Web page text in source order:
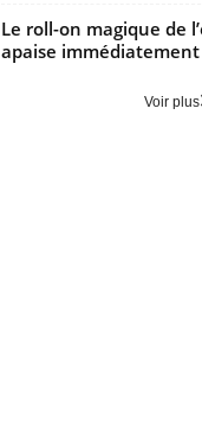
Le roll-on magique de
apaise immédiatement
Voir plus